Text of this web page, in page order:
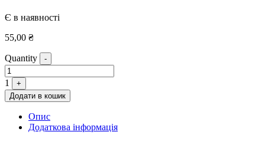
Є в наявності
55,00 ₴
Quantity -
1
+
Додати в кошик
Опис
Додаткова інформація